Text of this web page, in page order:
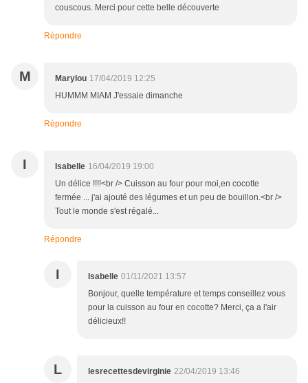
couscous. Merci pour cette belle découverte
Répondre
M Marylou 17/04/2019 12:25
HUMMM MIAM J'essaie dimanche
Répondre
I Isabelle 16/04/2019 19:00
Un délice !!!!<br /> Cuisson au four pour moi,en cocotte
fermée ... j'ai ajouté des légumes et un peu de bouillon.<br />
Tout le monde s'est régalé...
Répondre
I Isabelle 01/11/2021 13:57
Bonjour, quelle température et temps conseillez vous
pour la cuisson au four en cocotte? Merci, ça a l'air
délicieux!!
L lesrecettesdevirginie 22/04/2019 13:46